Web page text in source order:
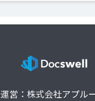
運営：株式会社アプル